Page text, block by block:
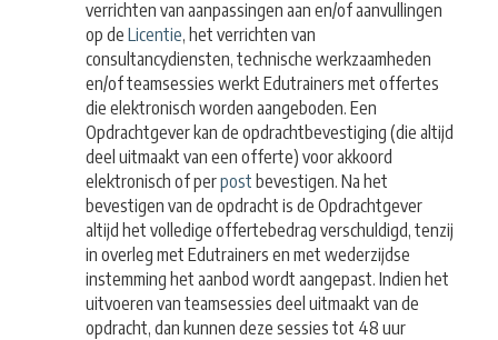
verrichten van aanpassingen aan en/of aanvullingen
op de Licentie, het verrichten van
consultancydiensten, technische werkzaamheden
en/of teamsessies werkt Edutrainers met offertes
die elektronisch worden aangeboden. Een
Opdrachtgever kan de opdrachtbevestiging (die altijd
deel uitmaakt van een offerte) voor akkoord
elektronisch of perpost bevestigen. Na het
bevestigen van de opdracht is de Opdrachtgever
altijd het volledige offertebedrag verschuldigd, tenzij
in overleg met Edutrainers en met wederzijdse
instemming het aanbod wordt aangepast. Indien het
uitvoeren van teamsessies deel uitmaakt van de
opdracht, dan kunnen deze sessies tot 48 uur